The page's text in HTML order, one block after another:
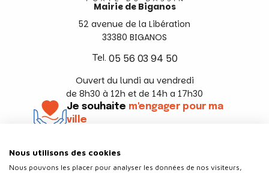
Mairie de Biganos
52 avenue de la Libération
33380 BIGANOS
Tel. 05 56 03 94 50
Ouvert du lundi au vendredi
de 8h30 à 12h et de 14h a 17h30
Je souhaite m'engager pour ma
ville
Nous utilisons des cookies
Nous pouvons les placer pour analyser les données de nos visiteurs,